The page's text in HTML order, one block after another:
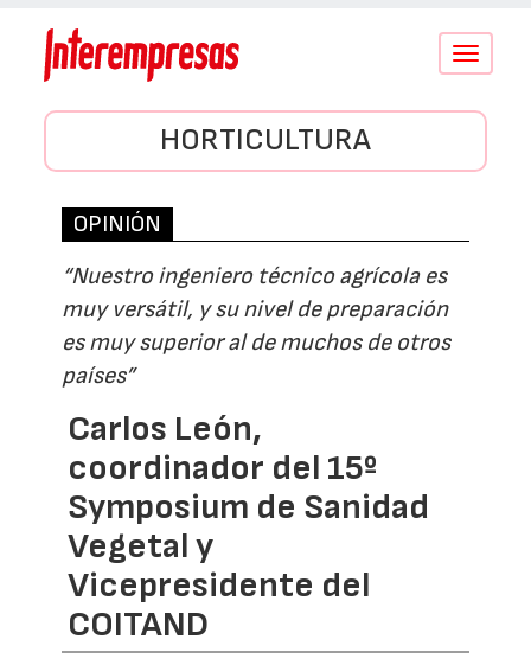
Conmutar
HORTICULTURA
OPINIÓN
“Nuestro ingeniero técnico agrícola es
muy versátil, y su nivel de preparación
es muy superior al de muchos de otros
países”
Carlos León,
coordinador del 15º
Symposium de Sanidad
Vegetal y
Vicepresidente del
COITAND